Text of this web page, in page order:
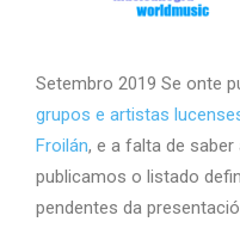
Setembro 2019 Se onte
grupos e artistas
Froilán, e a falta de
publicamos o listado
pendentes da